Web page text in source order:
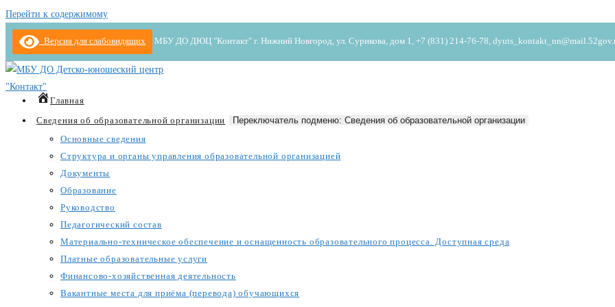
Перейти к содержимому
Версия для слабовидящих МБУ ДО ДЮЦ "Контакт" г. Нижний Новгород, ул. Сурикова, дом 1, +7 (831) 214-76-78,
Главная
Сведения об образовательной организации
Переключатель подменю: Сведения об образовательной организации
Основные сведения
Структура и органы управления образовательной организацией
Документы
Образование
Руководство
Педагогический состав
Материально-техническое обеспечение и оснащенность образовательного процесса. Доступная среда
Платные образовательные услуги
Финансово-хозяйственная деятельность
Вакантные места для приёма (перевода) обучающихся